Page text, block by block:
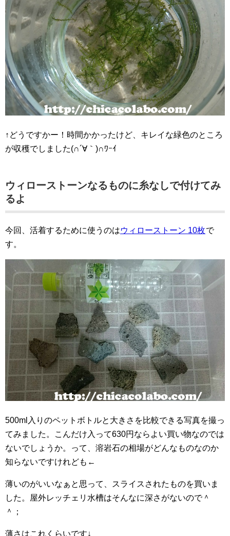
↑どうですかー！時間かかったけど、キレイな緑色のところ
が収穫でしました(∩´∀｀)∩ﾜｰｲ
ウィローストーンなるものに糸なしで付けてみ
るよ
今回、活着するために使うのはウィローストーン 10枚で
す。
500ml入りのペットボトルと大きさを比較できる写真を撮っ
てみました。こんだけ入って630円ならよい買い物なのでは
ないでしょうか。って、溶岩石の相場がどんなものなのか
知らないですけれども←
薄いのがいいなぁと思って、スライスされたものを買いま
した。屋外レッチェリ水槽はそんなに深さがないので＾
＾；
薄さはこれくらいです↓